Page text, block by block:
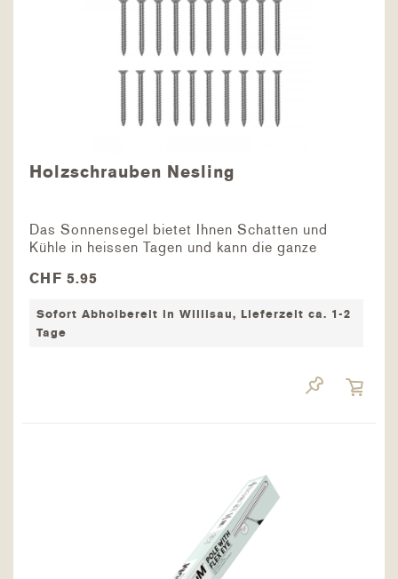
Holzschrauben Nesling
Das Sonnensegel bietet Ihnen Schatten und
Kühle in heissen Tagen und kann die ganze
bleiben - in Ihrem Garten, auf der Terrasse /
Sandkasten des...
CHF 5.95
Sofort Abholbereit in Willisau, Lieferzeit ca. 1-2
Tage